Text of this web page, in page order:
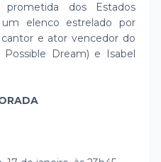
dos Estados
elenco estrelado por
e ator vencedor do
Dream) e Isabel